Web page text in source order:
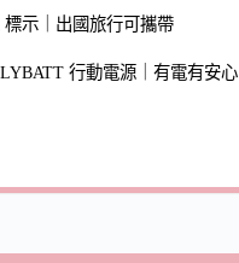
標示｜出國旅行可攜帶
行動電源｜有電有安心